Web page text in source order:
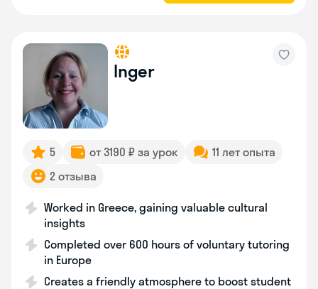
Inger
5 от 3190 ₽ за урок
11 лет опыта
2 отзыва
Worked in Greece, gaining valuable cultural
insights
Completed over 600 hours of voluntary tutoring
in Europe
Creates a friendly atmosphere to boost student